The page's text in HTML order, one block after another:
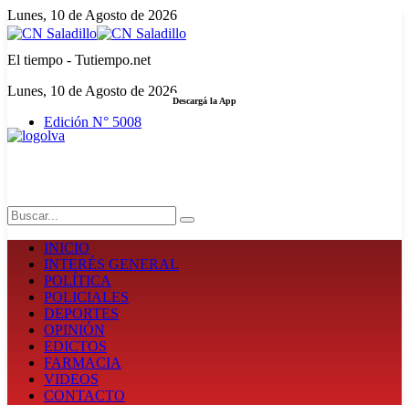
Lunes, 10 de Agosto de 2026
El tiempo - Tutiempo.net
Lunes, 10 de Agosto de 2026
Edición N° 5008
Descargá la App
INICIO
INTERÉS GENERAL
POLÍTICA
POLICIALES
DEPORTES
OPINIÓN
EDICTOS
FARMACIA
VIDEOS
CONTACTO